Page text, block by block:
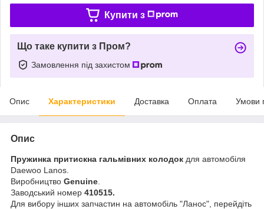
Купити з
Що таке купити з Пром?
Замовлення під захистом
Опис Характеристики Доставка Оплата Умови
Опис
Пружинка притискна гальмівних колодок для автомобіля
Daewoo Lanos.
Виробництво Genuine
Заводський номер 410515.
Для вибору інших запчастин на автомобіль "Ланос", перейдіть